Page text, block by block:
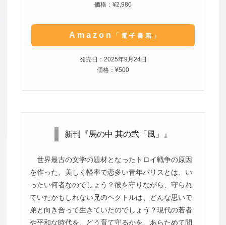
価格：¥2,980
Amazon 「電子書籍」
発売日：2025年9月24日
価格：¥500
新刊『馬の中 其の弐「風」』
世界最古の文学の題材となったトロイ戦争の原因
を作った、美しく軽率で恋多い青年パリスとは、い
ったい何者なのでしょう？彼を守りながら、守られ
ていたかもしれない兄のヘクトルは、どんな思いで
弟と向き合って生きていたのでしょう？現代の若者
や平和な時代を、どう育て守るかを、あらためて問